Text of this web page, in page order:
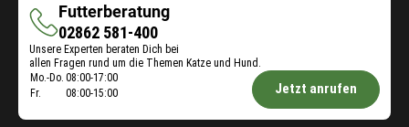
Futterberatung
Futterberatung
02862 581-400
Unsere Experten beraten Dich bei
allen Fragen rund um die Themen Katze und Hund.
Öffnungszeiten
Futterberatung:
Mo.-Do. 08:00-17:00
Fr.
08:00-15:00 Jetzt anrufen